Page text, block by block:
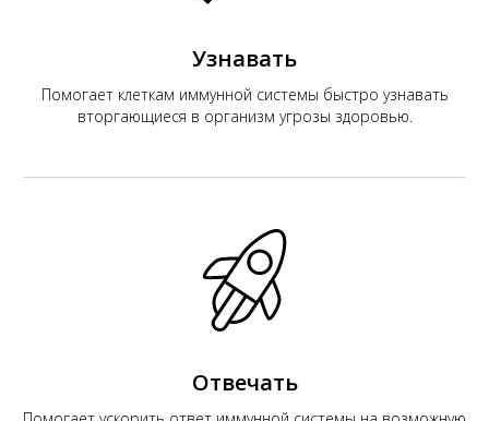
Узнавать
Помогает клеткам иммунной системы быстро узнавать
вторгающиеся в организм угрозы здоровью.
Отвечать